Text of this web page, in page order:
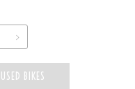
USED BIKES